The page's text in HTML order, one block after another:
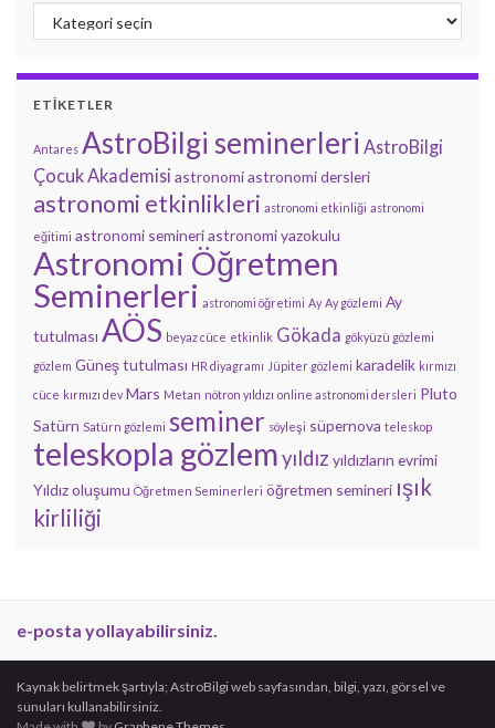
Kategoriler
ETIKETLER
Antares AstroBilgi seminerleri AstroBilgi
Çocuk Akademisi astronomiastronomi dersleri
astronomi etkinlikleri astronomi etkinliği astronomi
eğitimi astronomi semineriastronomi yazokulu
Astronomi Öğretmen
Seminerleri astronomi öğretimi Ay Ay gözlemi Ay
tutulması AÖS beyaz cüce etkinlik Gökada gökyüzü gözlemi
gözlem Güneş tutulması HR diyagramı Jüpiter gözlemi karadelik kırmızı
cüce kırmızı dev Mars Metan nötron yıldızı online astronomi dersleri Pluto
Satürn Satürn gözlemi seminer söyleşi süpernova teleskop
teleskopla gözlemyıldız yıldızların evrimi
Yıldız oluşumu Öğretmen Seminerleri öğretmen semineri ışık
kirliliği
e-posta yollayabilirsiniz.
Kaynak belirtmek şartıyla; AstroBilgi web sayfasından, bilgi, yazı, görsel ve
sunuları kullanabilirsiniz.